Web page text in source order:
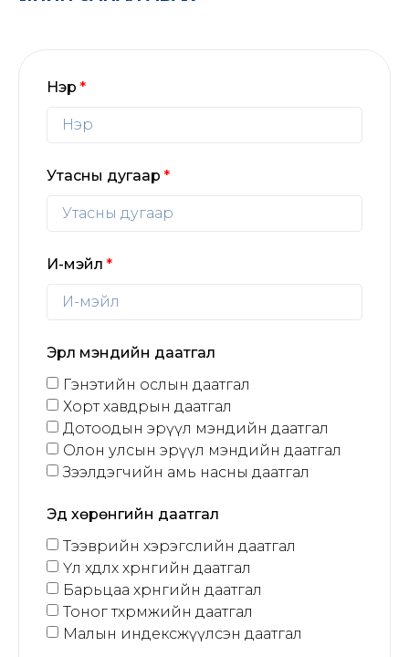
Нэр
Утасны дугаар
И-мэйл
Эрүүл мэндийн даатгал
Гэнэтийн ослын даатгал
Хорт хавдрын даатгал
Дотоодын эрүүл мэндийн даатгал
Олон улсын эрүүл мэндийн даатгал
Зээлдэгчийн амь насны даатгал
Эд хөрөнгийн даатгал
Тээврийн хэрэгслийн даатгал
Үл хөдлөх хөрөнгийн даатгал
Барьцаа хөрөнгийн даатгал
Тоног төхөөрөмжийн даатгал
Малын индексжүүлсэн даатгал